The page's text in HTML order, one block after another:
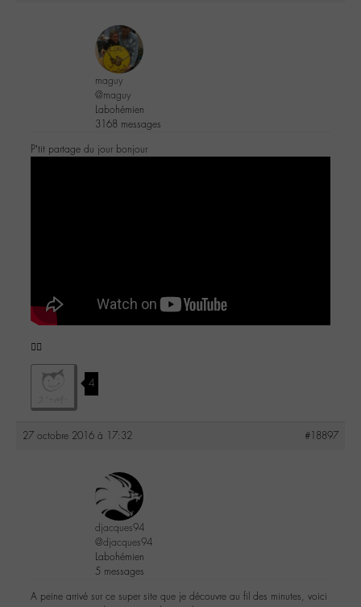
maguy
@maguy
Labohémien
3168 messages
P’tit partage du jour bonjour
✌🏼️
4
27 octobre 2016 à 17:32 #18897
djacques94
@djacques94
Labohémien
5 messages
A peine arrivé sur ce super site que je découvre au fil des minutes, voici